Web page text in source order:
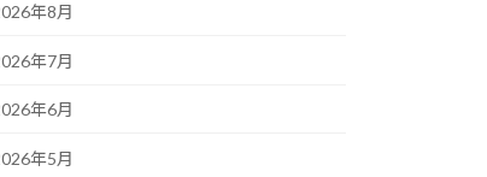
年8月
年7月
年6月
年5月